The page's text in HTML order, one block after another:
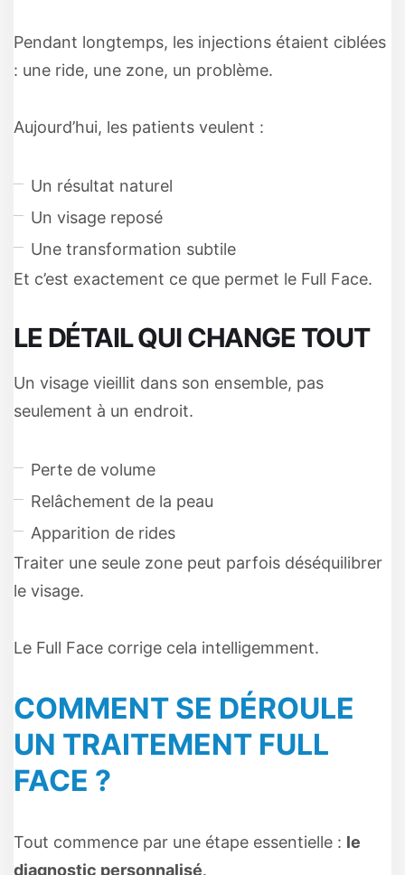
Pendant longtemps, les injections étaient ciblées
: une ride, une zone, un problème.
Aujourd’hui, les patients veulent :
Un résultat naturel
Un visage reposé
Une transformation subtile
Et c’est exactement ce que permet le Full Face.
LE DÉTAIL QUI CHANGE TOUT
Un visage vieillit dans son ensemble, pas
seulement à un endroit.
Perte de volume
Relâchement de la peau
Apparition de rides
Traiter une seule zone peut parfois déséquilibrer
le visage.
Le Full Face corrige cela intelligemment.
COMMENT SE DÉROULE
UN TRAITEMENT FULL
FACE ?
Tout commence par une étape essentielle : le
diagnostic personnalisé.